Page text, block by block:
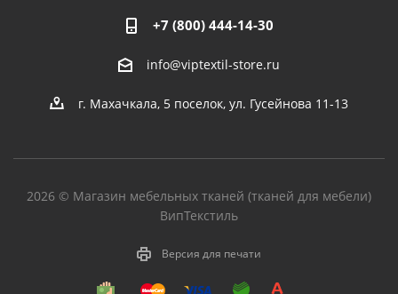
+7 (800) 444-14-30
info@viptextil-store.ru
г. Махачкала, 5 поселок, ул. Гусейнова 11-13
2026 © Магазин мебельных тканей (тканей для мебели)
ВипТекстиль
Версия для печати